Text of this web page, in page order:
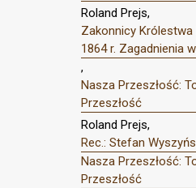
Roland Prejs,
Zakonnicy
1864 r. Zagadnienia
,
Nasza Przeszłość:
Przeszłość
Roland Prejs,
Rec.: Stefan
Nasza Przeszłość:
Przeszłość